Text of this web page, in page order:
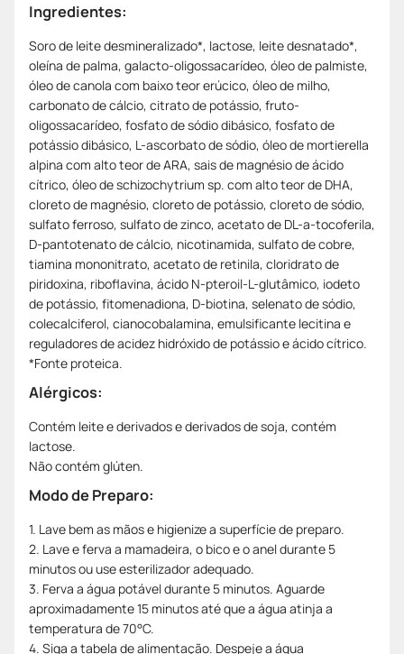
Ingredientes:
Soro de leite desmineralizado*, lactose, leite desnatado*,
oleína de palma, galacto-oligossacarídeo, óleo de palmiste,
óleo de canola com baixo teor erúcico, óleo de milho,
carbonato de cálcio, citrato de potássio, fruto-
oligossacarídeo, fosfato de sódio dibásico, fosfato de
potássio dibásico, L-ascorbato de sódio, óleo de mortierella
alpina com alto teor de ARA, sais de magnésio de ácido
cítrico, óleo de schizochytrium sp. com alto teor de DHA,
cloreto de magnésio, cloreto de potássio, cloreto de sódio,
sulfato ferroso, sulfato de zinco, acetato de DL-a-tocoferila,
D-pantotenato de cálcio, nicotinamida, sulfato de cobre,
tiamina mononitrato, acetato de retinila, cloridrato de
piridoxina, riboflavina, ácido N-pteroil-L-glutâmico, iodeto
de potássio, fitomenadiona, D-biotina, selenato de sódio,
colecalciferol, cianocobalamina, emulsificante lecitina e
reguladores de acidez hidróxido de potássio e ácido cítrico.
*Fonte proteica.
Alérgicos:
Contém leite e derivados e derivados de soja, contém
lactose.
Não contém glúten.
Modo de Preparo:
1. Lave bem as mãos e higienize a superfície de preparo.
2. Lave e ferva a mamadeira, o bico e o anel durante 5
minutos ou use esterilizador adequado.
3. Ferva a água potável durante 5 minutos. Aguarde
aproximadamente 15 minutos até que a água atinja a
temperatura de 70°C.
4. Siga a tabela de alimentação. Despeje a água